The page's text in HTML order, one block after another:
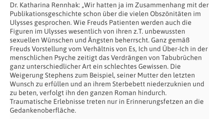
Dr. Katharina Rennhak: „Wir hatten ja im Zusammenhang mit der
Publikationsgeschichte schon über die vielen Obszönitäten im
Ulysses gesprochen. Wie Freuds Patienten werden auch die
Figuren im Ulysses wesentlich von ihren z.T. unbewussten
sexuellen Wünschen und Ängsten beherrscht. Ganz gemäß
Freuds Vorstellung vom Verhältnis von Es, Ich und Über-Ich in der
menschlichen Psyche zeitigt das Verdrängen von Tabubrüchen
ganz unterschiedlicher Art ein schlechtes Gewissen. Die
Weigerung Stephens zum Beispiel, seiner Mutter den letzten
Wunsch zu erfüllen und an ihrem Sterbebett niederzuknien und
zu beten, verfolgt ihn den ganzen Roman hindurch.
Traumatische Erlebnisse treten nur in Erinnerungsfetzen an die
Gedankenoberfläche.